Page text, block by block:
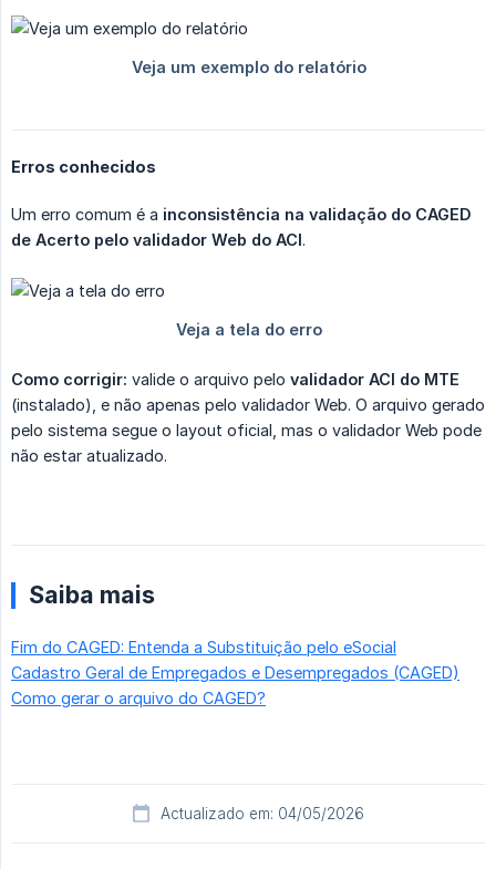
Erros conhecidos
Um erro comum é a inconsistência na validação do CAGED
de Acerto pelo validador Web do ACI.
Como corrigir: valide o arquivo pelo validador ACI do MTE
(instalado), e não apenas pelo validador Web. O arquivo gerado
pelo sistema segue o layout oficial, mas o validador Web pode
não estar atualizado.
Saiba mais
Fim do CAGED: Entenda a Substituição pelo eSocial
Cadastro Geral de Empregados e Desempregados (CAGED)
Como gerar o arquivo do CAGED?
Actualizado em: 04/05/2026